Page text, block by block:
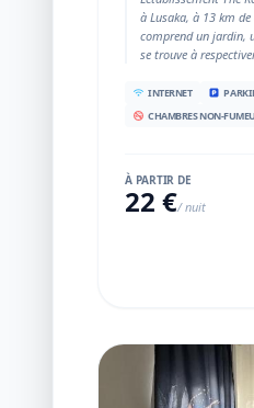
à Lusaka, à 13 km
comprend un jardin,
se trouve à
INTERNET
CHAMBRES NON-
À PARTIR DE
22 €/ nuit